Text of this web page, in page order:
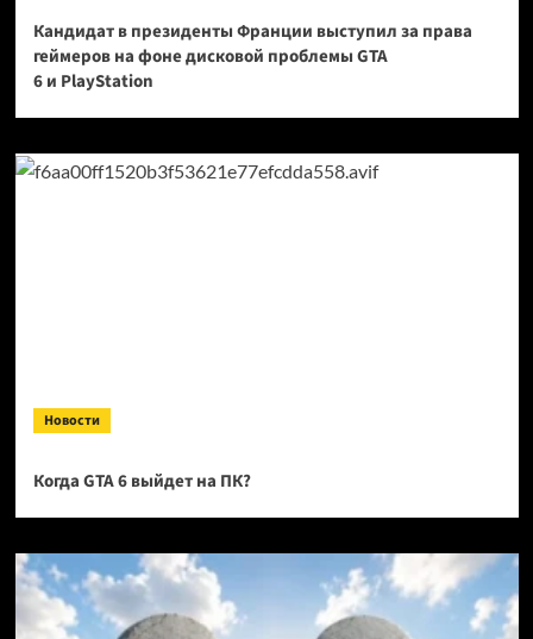
Кандидат в президенты Франции выступил за права
геймеров на фоне дисковой проблемы GTA
6 и PlayStation
Новости
Когда GTA 6 выйдет на ПК?